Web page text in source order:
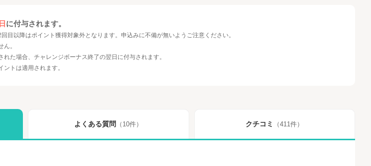
に付与されます。
目以降はポイント獲得対象外となります。申込みに不備が無いようご注意ください。
。
た場合、チャレンジボーナス終了の翌日に付与されます。
トは適用されます。
よくある質問 （10件） クチコミ （411件）